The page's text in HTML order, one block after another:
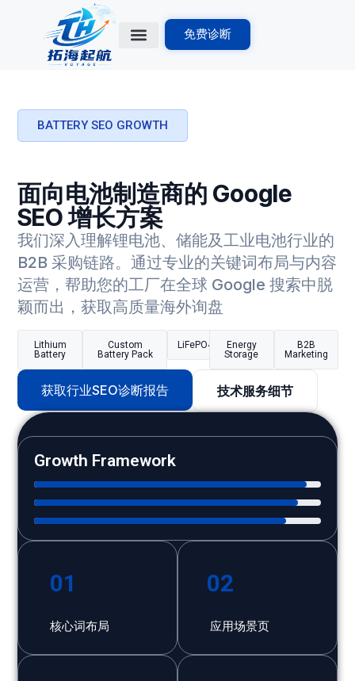
免费诊断
BATTERY SEO GROWTH
面向电池制造商的 Google
SEO 增长方案
我们深入理解锂电池、储能及工业电池行业的
B2B 采购链路。通过专业的关键词布局与内容
运营，帮助您的工厂在全球 Google 搜索中脱
颖而出，获取高质量海外询盘
Lithium
Battery
Custom
Battery Pack
LiFePO4
Energy
Storage
B2B
Marketing
获取行业SEO诊断报告 技术服务细节
Growth Framework
01
核心词布局
02
应用场景页